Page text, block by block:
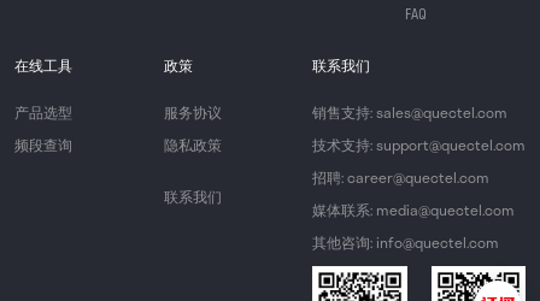
FAQ
在线工具
产品选型
频段查询
政策
服务协议
隐私政策
联系我们
联系我们
销售支持: sales@quectel.com
技术支持: support@quectel.com
招聘: career@quectel.com
媒体联系: media@quectel.com
其他咨询: info@quectel.com